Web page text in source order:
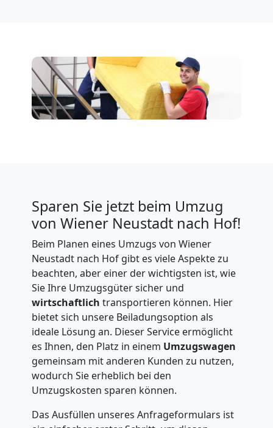
Sparen Sie jetzt beim Umzug
von Wiener Neustadt nach Hof!
Beim Planen eines Umzugs von Wiener
Neustadt nach Hof gibt es viele Aspekte zu
beachten, aber einer der wichtigsten ist, wie
Sie Ihre Umzugsgüter sicher und
wirtschaftlich transportieren können. Hier
bietet sich unsere Beiladungsoption als
ideale Lösung an. Dieser Service ermöglicht
es Ihnen, den Platz in einem Umzugswagen
gemeinsam mit anderen Kunden zu nutzen,
wodurch Sie erheblich bei den
Umzugskosten sparen können.
Das Ausfüllen unseres Anfrageformulars ist